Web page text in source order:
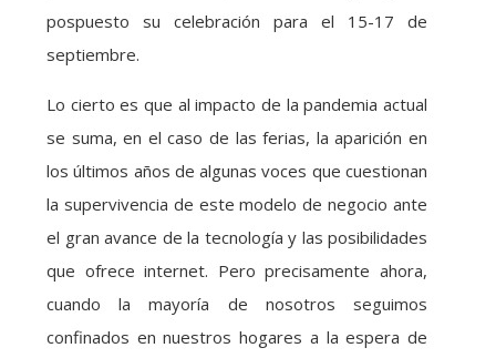
pospuesto su celebración para el 15-17 de
septiembre.
Lo cierto es que al impacto de la pandemia actual
se suma, en el caso de las ferias, la aparición en
los últimos años de algunas voces que cuestionan
la supervivencia de este modelo de negocio ante
el gran avance de la tecnología y las posibilidades
que ofrece internet. Pero precisamente ahora,
cuando la mayoría de nosotros seguimos
confinados en nuestros hogares a la espera de